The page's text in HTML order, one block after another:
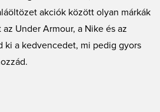
akciók között olyan márkák
Under Armour, a Nike és az
ki a kedvencedet, mi pedig gyors